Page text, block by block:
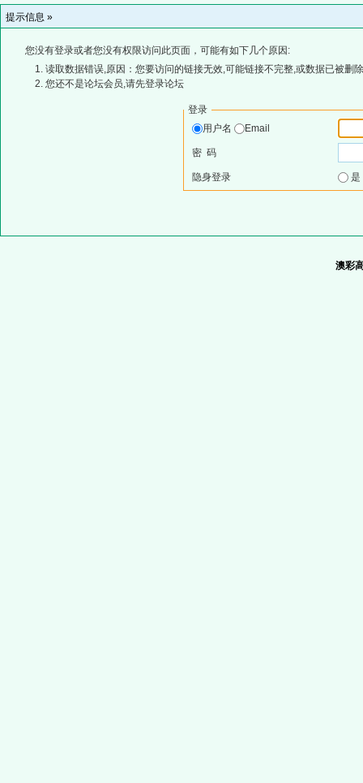
提示信息 »
您没有登录或者您没有权限访问此页面，可能有如下几个原因:
读取数据错误,原因：您要访问的链接无效,可能链接不完整,或数据已被删
您还不是论坛会员,请先登录论坛
登录
用户名
Email
密 码
隐身登录
澳彩